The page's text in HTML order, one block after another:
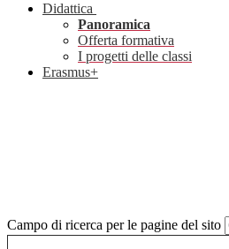
Didattica
Panoramica
Offerta formativa
I progetti delle classi
Erasmus+
Campo di ricerca per le pagine del sito